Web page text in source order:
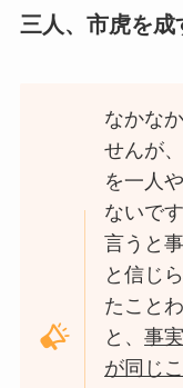
三人、市虎を成
なかな
せんが
を一人
ないで
言うと
と信じ
たこと
と、事
が同じ